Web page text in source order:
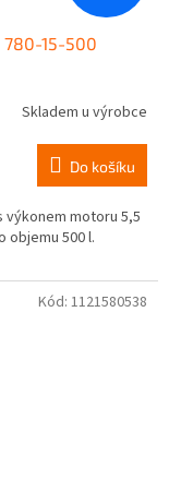
780-15-500
Skladem u výrobce
Do košíku
motoru 5,5
objemu 500 l.
Kód: 1121580538